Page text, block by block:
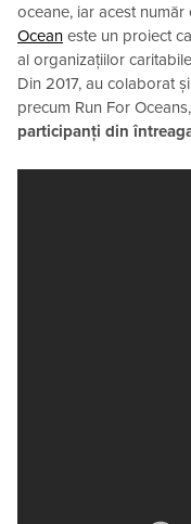
oceane, iar acest număr
Ocean este un proiect
al organizațiilor
Din 2017, au colaborat
precum Run For
participanți din